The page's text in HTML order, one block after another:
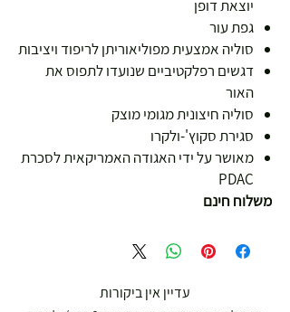
יוצאת דופן
גפת עור
סוליה אמצעית מפוליאוריתן לריפוד ויציבות
דגשים רפלקטיביים שנועדו לתפוס את
האור
סוליה חיצונית מגומי מוצק
סגירת סקוץ'-ולקרו
מאושר על ידי האגודה האמריקאית לסכרת
PDAC
משלוח חינם
עדיין אין ביקורות